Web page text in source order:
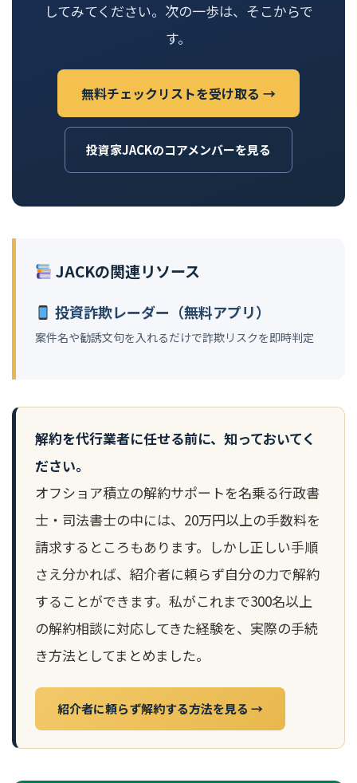
してみてください。次の一歩は、そこからで
す。
無料チェックリストを受け取る →
投資家JACKのコアメンバーを見る
JACKの関連リソース
投資詐欺レーダー（無料アプリ）
案件名や勧誘文句を入れるだけで詐欺リスクを即時判定
解約を代行業者に任せる前に、知っておいてく
ださい。
オフショア積立の解約サポートを名乗る行政書
士・司法書士の中には、20万円以上の手数料を
請求するところもあります。しかし正しい手順
さえ分かれば、紹介者に頼らず自分の力で解約
することができます。私がこれまで300名以上
の解約相談に対応してきた経験を、実際の手続
き方法としてまとめました。
紹介者に頼らず解約する方法を見る →